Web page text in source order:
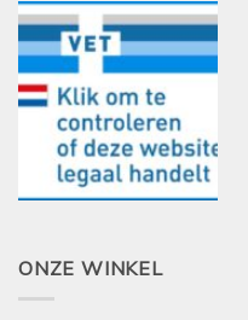
ONZE WINKEL